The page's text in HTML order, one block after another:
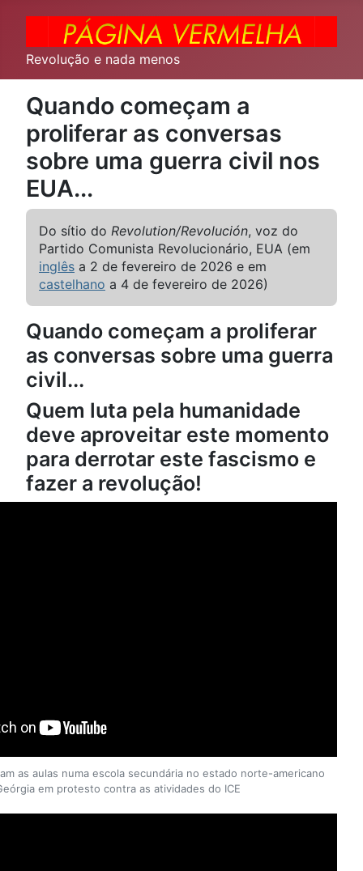
Revolução e nada menos
Quando começam a
proliferar as conversas
sobre uma guerra civil nos
EUA...
Do sítio do Revolution/Revolución, voz do
Partido Comunista Revolucionário, EUA (em
inglês a 2 de fevereiro de 2026 e em
castelhano a 4 de fevereiro de 2026)
Quando começam a proliferar
as conversas sobre uma guerra
civil...
Quem luta pela humanidade
deve aproveitar este momento
para derrotar este fascismo e
fazer a revolução!
as aulas numa escola secundária no estado norte-americano
em protesto contra as atividades do ICE